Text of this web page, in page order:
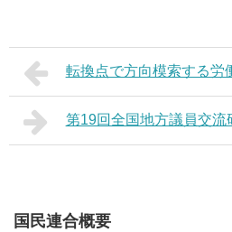
転換点で方向模索する労
第19回全国地方議員交流
国民連合概要